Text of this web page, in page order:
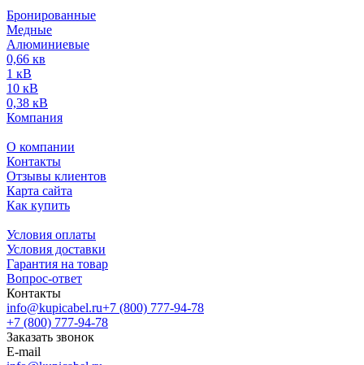
Бронированные
Медные
Алюминиевые
0,66 кв
1 кВ
10 кВ
0,38 кВ
Компания
О компании
Контакты
Отзывы клиентов
Карта сайта
Как купить
Условия оплаты
Условия доставки
Гарантия на товар
Вопрос-ответ
Контакты
info@kupicabel.ru+7 (800) 777-94-78
+7 (800) 777-94-78
Заказать звонок
E-mail